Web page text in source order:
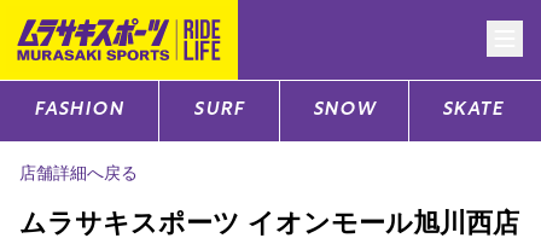
CATEGORY
FASHION SURF SNOW SKATE
店舗詳細へ戻る
ムラサキスポーツ イオンモール旭川西店